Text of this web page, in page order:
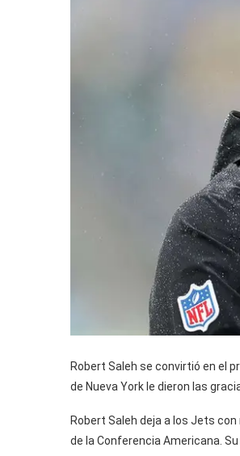
Robert Saleh se convirtió en el
de Nueva York le dieron las
Robert Saleh deja a los Jets
de la Conferencia Americana.